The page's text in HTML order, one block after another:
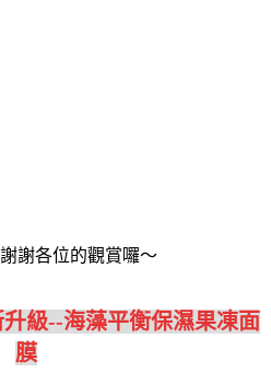
謝各位的觀賞囉～
升級--海藻平衡保濕果凍面
膜